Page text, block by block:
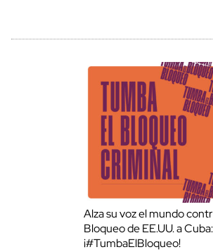
Alza su voz el mundo
Bloqueo de EE.UU. a Cuba:
¡#TumbaElBloqueo!